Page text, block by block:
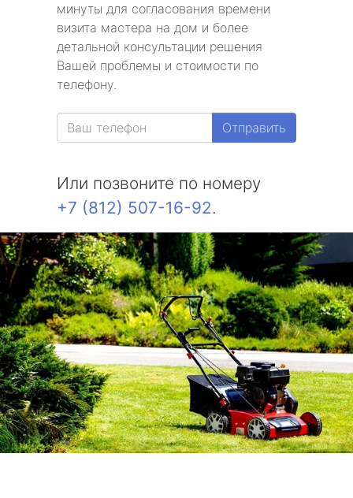
минуты для согласования времени
визита мастера на дом и более
детальной консультации решения
Вашей проблемы и стоимости по
телефону.
Отправить
Или позвоните по номеру
+7 (812) 507-16-92.